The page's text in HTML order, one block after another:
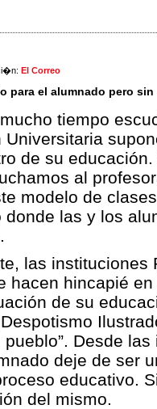
El Correo
para el alumnado pero
tiempo
Universitaria
de su
al
modelo de
donde las y los
las
hacen hincapié
de su
pueblo”. Desde
deje de ser
educativo.
del mismo.